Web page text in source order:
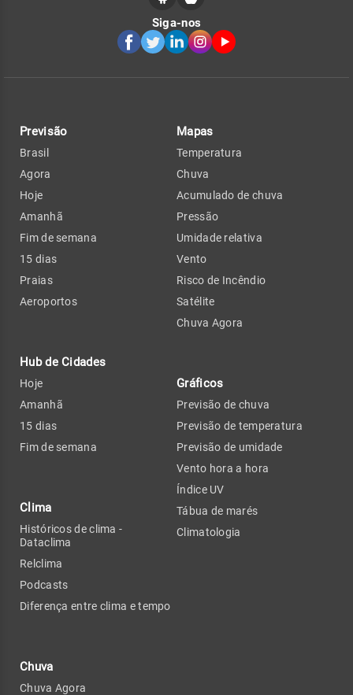
Siga-nos
Previsão
Brasil
Agora
Hoje
Amanhã
Fim de semana
15 dias
Praias
Aeroportos
Hub de Cidades
Hoje
Amanhã
15 dias
Fim de semana
Clima
Históricos de clima -
Dataclima
Relclima
Podcasts
Diferença entre clima e tempo
Chuva
Chuva Agora
Mapas
Temperatura
Chuva
Acumulado de chuva
Pressão
Umidade relativa
Vento
Risco de Incêndio
Satélite
Chuva Agora
Gráficos
Previsão de chuva
Previsão de temperatura
Previsão de umidade
Vento hora a hora
Índice UV
Tábua de marés
Climatologia